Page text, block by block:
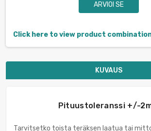
ARVIOI SE
Click here to view product
KUVAUS
Pituustoleranssi +/-
Tarvitsetko toista teräksen laatua tai